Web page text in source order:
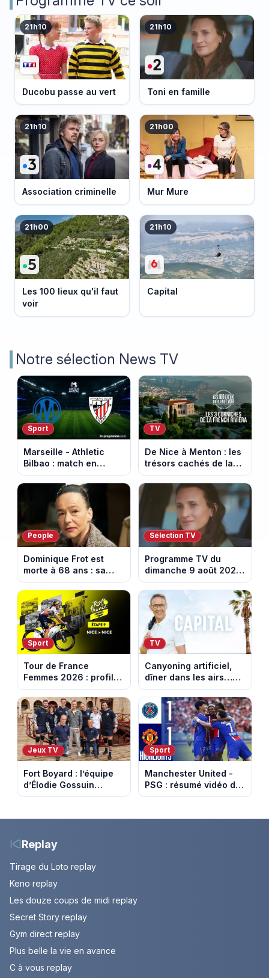
21h10
Ducobu passe au vert
21h10
Toni en famille
21h10
Association criminelle
21h00
Mur Mure
21h00
Les 100 lieux qu'il faut
voir
21h10
Capital
Notre sélection News TV
Sport
Marseille - Athletic
Bilbao : match en
direct sur Ligue 1+ à
17h30 (amical du 9
août 2026)
TV
De Nice à Menton : les
trésors cachés de la
French Riviera dévoilés
dans les 100 lieux qu'il
faut voir
People
Dominique Frot est
morte à 68 ans : sa
sœur Catherine Frot
annonce la triste
nouvelle
Sélection TV
Programme TV du
dimanche 9 août 2026
: notre sélection pour
votre soirée télé
Sport
Tour de France
Femmes 2026 : profil
et horaires de la
dernière étape à Nice
TV
Canyoning artificiel,
dîner dans les airs…
les loisirs les plus fous
passés au crible dans
Capital
Jeux TV
Fort Boyard : l’équipe
d’Élodie Gossuin
termine avec une belle
le Refuge
Sport
Manchester United -
PSG : résumé vidéo du
match amical du 8 août
Replay
Tirage du Loto replay
Keno replay
Les douze coups de midi replay
Secret Story replay
Gym direct replay
Plus belle la vie en avance
C à vous replay